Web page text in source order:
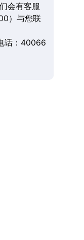
会有客服
）与您联
话：40066